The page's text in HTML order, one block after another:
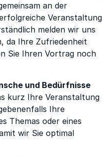
an der
Veranstaltung
melden wir uns
da Ihre Zufriedenheit
Sie Ihren Vortrag noch
und Bedürfnisse
kurz Ihre Veranstaltung
Ihre
Themas oder eines
wir Sie optimal